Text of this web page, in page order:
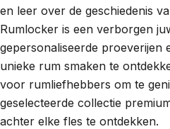
en leer over de geschiedenis
Rumlocker is een verborgen
gepersonaliseerde proeverijen
unieke rum smaken te
voor rumliefhebbers om te
geselecteerde collectie
achter elke fles te ontdekken.